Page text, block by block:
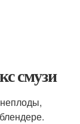
смузи